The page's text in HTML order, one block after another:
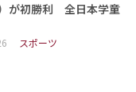
が初勝利 全日本学童
スポーツ